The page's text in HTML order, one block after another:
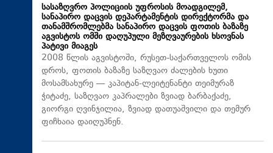
სასაზღვრო პოლიციის უფროსის მოადგილემ,
სანაპირო დაცვის დეპარტამენტის დირექტორმა და
თანამშრომლებმა სანაპირო დაცვის ფოთის ბაზაზე
აგვისტოს ომში დაღუპული მეზღვაურების ხსოვნას
პატივი მიაგეს
2008 წლის აგვისტოში, რუსეთ-საქართველოს ომის
დროს, ფოთის ბაზაზე საზღვაო ძალების ხუთი
მოსამსახურე — კაპიტან-ლეიტენანტი თეიმურაზ
ჭიტაძე, საზღვაო კაპრალები ზვიად ბარბაქაძე,
გიორგი ღვინჯილია, ზვიად დათუაშვილი და თემურ
ფიჩხაია დაიღუპნენ.